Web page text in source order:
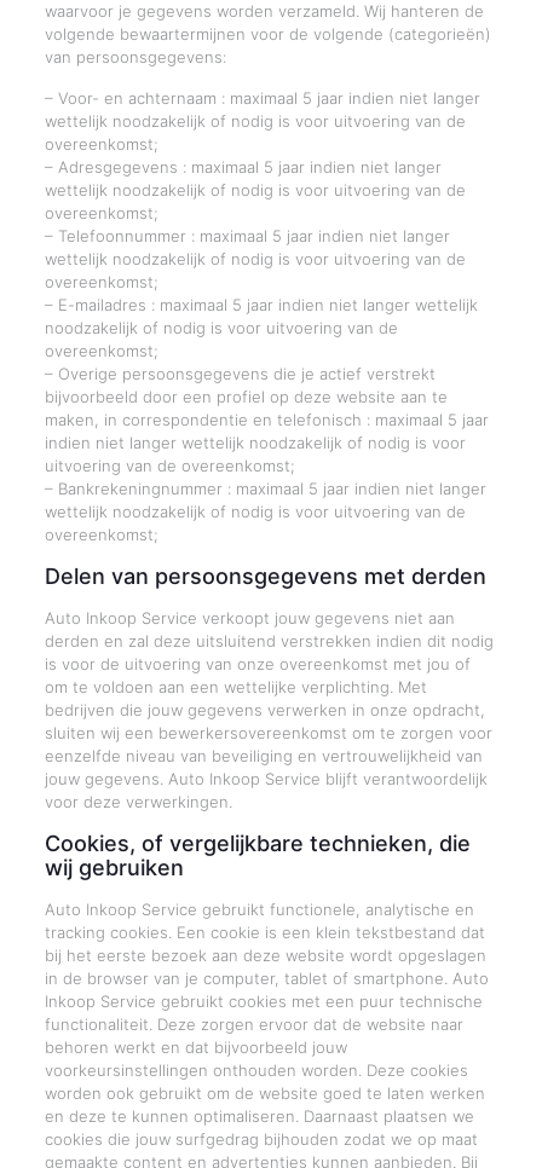
waarvoor je gegevens worden verzameld. Wij hanteren de
volgende bewaartermijnen voor de volgende (categorieën)
van persoonsgegevens:
– Voor- en achternaam : maximaal 5 jaar indien niet langer
wettelijk noodzakelijk of nodig is voor uitvoering van de
overeenkomst;
– Adresgegevens : maximaal 5 jaar indien niet langer
wettelijk noodzakelijk of nodig is voor uitvoering van de
overeenkomst;
– Telefoonnummer : maximaal 5 jaar indien niet langer
wettelijk noodzakelijk of nodig is voor uitvoering van de
overeenkomst;
– E-mailadres : maximaal 5 jaar indien niet langer wettelijk
noodzakelijk of nodig is voor uitvoering van de
overeenkomst;
– Overige persoonsgegevens die je actief verstrekt
bijvoorbeeld door een profiel op deze website aan te
maken, in correspondentie en telefonisch : maximaal 5 jaar
indien niet langer wettelijk noodzakelijk of nodig is voor
uitvoering van de overeenkomst;
– Bankrekeningnummer : maximaal 5 jaar indien niet langer
wettelijk noodzakelijk of nodig is voor uitvoering van de
overeenkomst;
Delen van persoonsgegevens met derden
Auto Inkoop Service verkoopt jouw gegevens niet aan
derden en zal deze uitsluitend verstrekken indien dit nodig
is voor de uitvoering van onze overeenkomst met jou of
om te voldoen aan een wettelijke verplichting. Met
bedrijven die jouw gegevens verwerken in onze opdracht,
sluiten wij een bewerkersovereenkomst om te zorgen voor
eenzelfde niveau van beveiliging en vertrouwelijkheid van
jouw gegevens. Auto Inkoop Service blijft verantwoordelijk
voor deze verwerkingen.
Cookies, of vergelijkbare technieken, die
wij gebruiken
Auto Inkoop Service gebruikt functionele, analytische en
tracking cookies. Een cookie is een klein tekstbestand dat
bij het eerste bezoek aan deze website wordt opgeslagen
in de browser van je computer, tablet of smartphone. Auto
Inkoop Service gebruikt cookies met een puur technische
functionaliteit. Deze zorgen ervoor dat de website naar
behoren werkt en dat bijvoorbeeld jouw
voorkeursinstellingen onthouden worden. Deze cookies
worden ook gebruikt om de website goed te laten werken
en deze te kunnen optimaliseren. Daarnaast plaatsen we
cookies die jouw surfgedrag bijhouden zodat we op maat
gemaakte content en advertenties kunnen aanbieden. Bij